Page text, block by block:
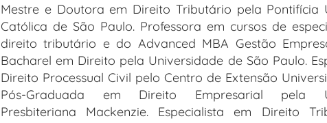
Mestre e Doutora em Direito Tributário pela Pontifícia
Católica de São Paulo. Professora em cursos de
direito tributário e do Advanced MBA Gestão
Bacharel em Direito pela Universidade de São Paulo.
Direito Processual Civil pelo Centro de Extensão
Pós-Graduada em Direito Empresarial pela
Presbiteriana Mackenzie. Especialista em Direito